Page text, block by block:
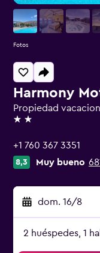
Harmony
Propiedad
2 estrellas
+1 760 367 3351
8,3 Muy bueno
dom. 16/8
2 huéspedes, 1
Fotos